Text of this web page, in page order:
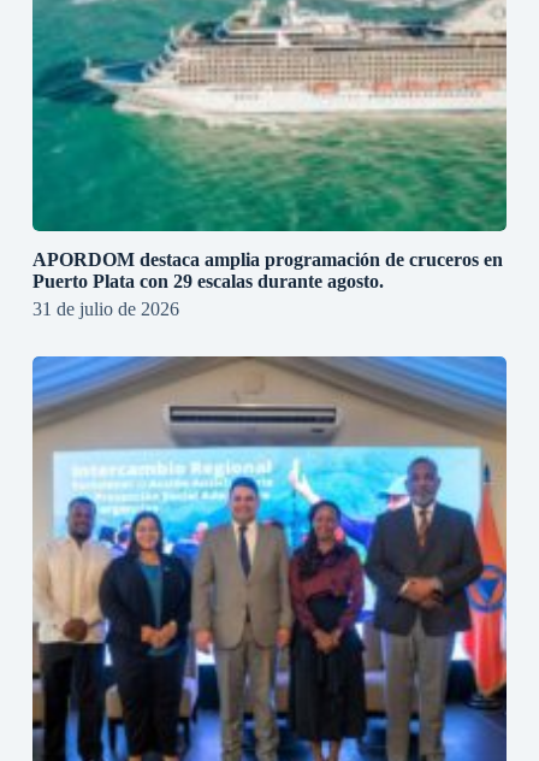
APORDOM destaca amplia programación de cruceros en
Puerto Plata con 29 escalas durante agosto.
31 de julio de 2026